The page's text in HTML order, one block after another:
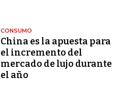
CONSUMO
China es la apuesta para
el incremento del
mercado de lujo durante
el año